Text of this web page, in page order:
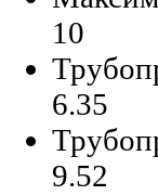
10
6.35
9.52